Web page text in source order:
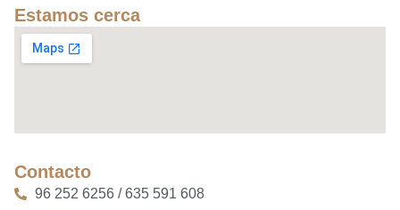
Estamos cerca
Contacto
96 252 6256 / 635 591 608